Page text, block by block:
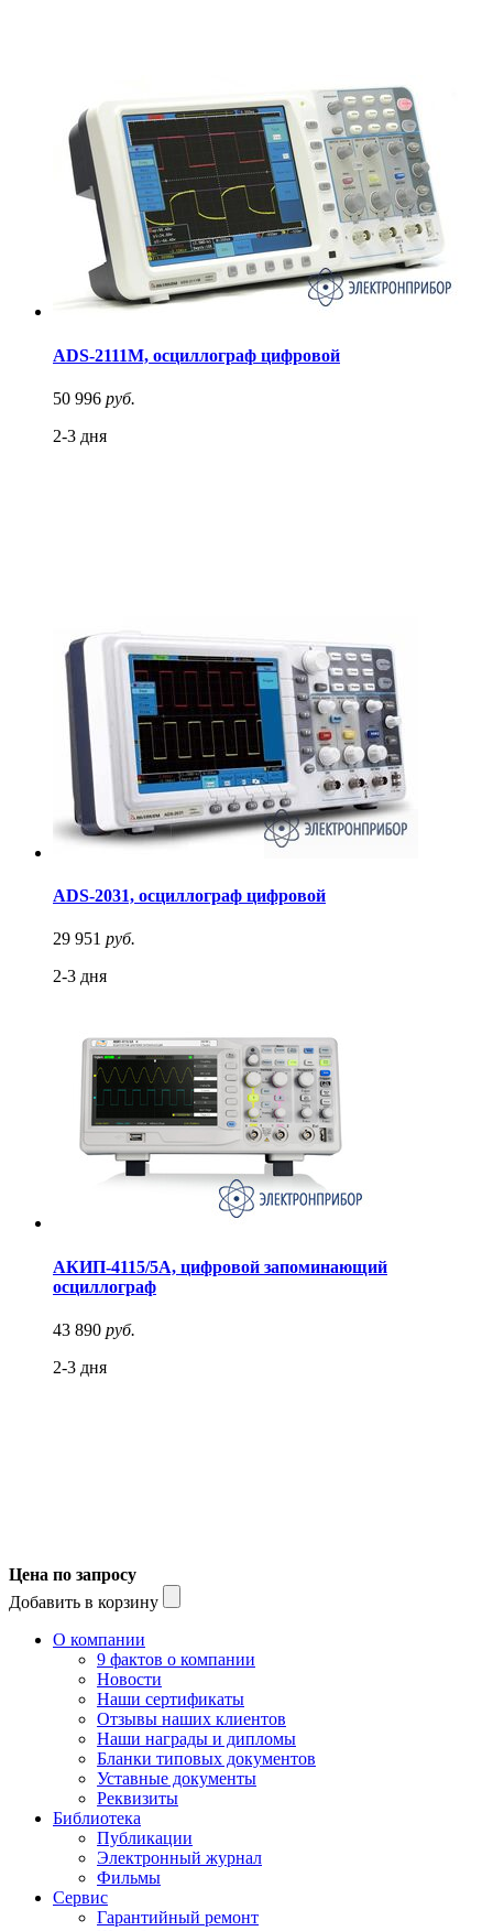
ADS-2111M, осциллограф цифровой
50 996 руб.
2-3 дня
ADS-2031, осциллограф цифровой
29 951 руб.
2-3 дня
АКИП-4115/5А, цифровой запоминающий
осциллограф
43 890 руб.
2-3 дня
Цена по запросу
Добавить в корзину
О компании
9 фактов о компании
Новости
Наши сертификаты
Отзывы наших клиентов
Наши награды и дипломы
Бланки типовых документов
Уставные документы
Реквизиты
Библиотека
Публикации
Электронный журнал
Фильмы
Сервис
Гарантийный ремонт